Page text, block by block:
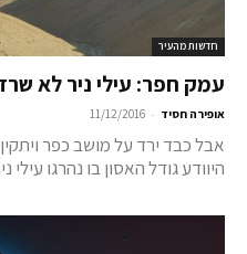
חדשות מהעיר
עמק חפר: עילי ניר לא
אופירה חסיד -
11/12/2016
אבל כבד ירד על מושב כפר
היוודע גודל האסון בו נהרגו עילי ניר בן ה-10